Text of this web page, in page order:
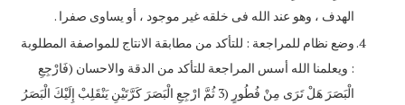
الهدف ، وهو عند الله فى خلقه غير موجود ، أو يساوى صفرا .
وضع نظام للمراجعة : للتأكد من مطابقة الانتاج للمواصفة المطلوبة
: ويعلمنا الله أسس المراجعة للتأكد من الدقة والاحسان (فَارْجِعِ
الْبَصَرَ هَلْ تَرَى مِنْ فُطُورٍ (3 ثُمَّ ارْجِعِ الْبَصَرَ كَرَّتَيْنِ يَنْقَلِبْ إِلَيْكَ الْبَصَرُ